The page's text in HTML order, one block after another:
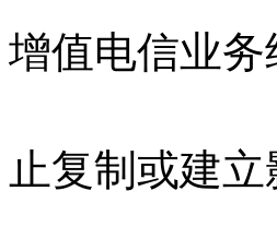
增值电信业
止复制或建